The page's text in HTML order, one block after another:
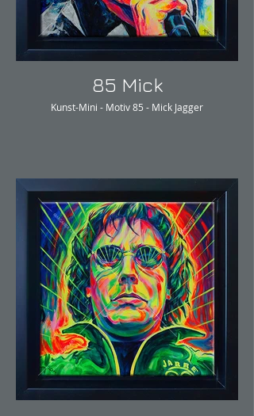
85 Mick
Kunst-Mini - Motiv 85 - Mick Jagger